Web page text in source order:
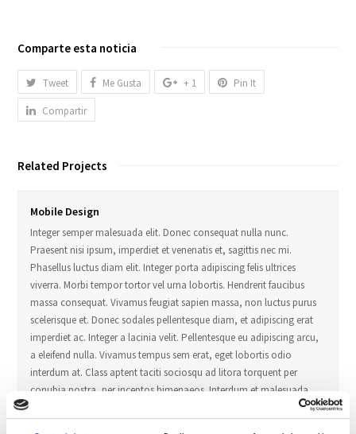
Comparte esta noticia
Tweet Me Gusta + 1 Pin It
Compartir
Related Projects
Mobile Design
Integer semper malesuada elit. Donec consequat nulla nunc.
Praesent nisi ipsum, imperdiet et venenatis et, sagittis nec mi.
Phasellus luctus diam elit. Integer porta adipiscing felis ultrices
viverra. Morbi tempor tortor vel urna lobortis. Hendrerit faucibus
massa consequat. Vivamus feugiat sapien massa, non luctus purus
scelerisque et. Donec sodales pellentesque diam, et adipiscing erat
imperdiet ac. Integer a lacinia velit. Pellentesque eu adipiscing arcu,
a eleifend nulla. Vivamus tempus sem erat, eget lobortis odio
interdum at. Class aptent taciti sociosqu ad litora torquent per
conubia nostra, per inceptos himenaeos. Interdum et malesuada
fames ac ante ipsum primis in faucibus. Phasellus et feugiat risus. Ut